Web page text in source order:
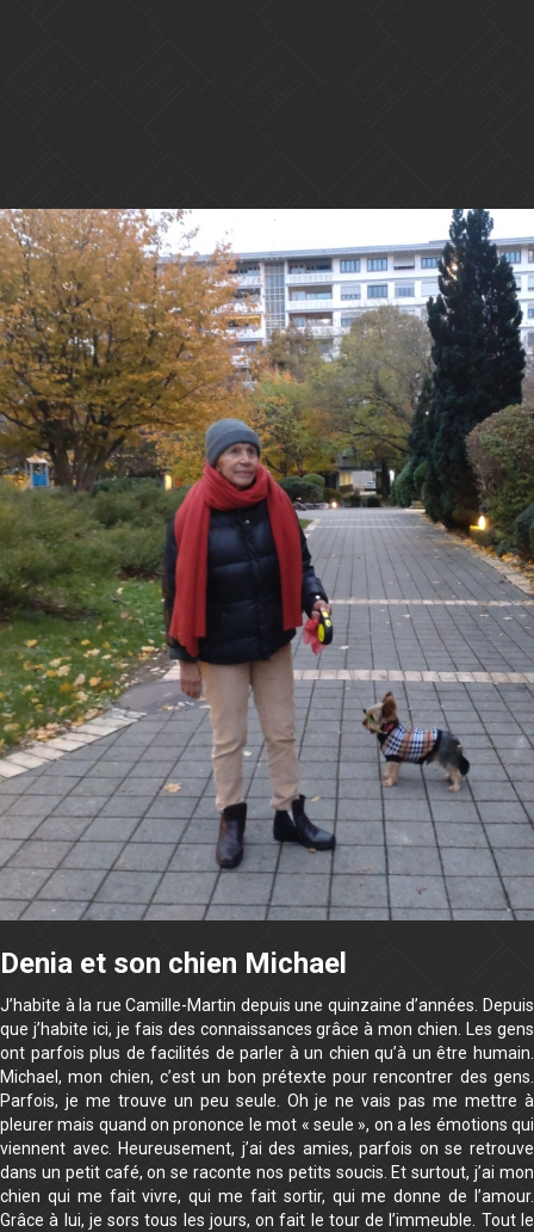
Denia et son chien Michael
J’habite à la rue Camille-Martin depuis une quinzaine d’années. Depuis
que j’habite ici, je fais des connaissances grâce à mon chien. Les gens
ont parfois plus de facilités de parler à un chien qu’à un être humain.
Michael, mon chien, c’est un bon prétexte pour rencontrer des gens.
Parfois, je me trouve un peu seule. Oh je ne vais pas me mettre à
pleurer mais quand on prononce le mot « seule », on a les émotions qui
viennent avec. Heureusement, j’ai des amies, parfois on se retrouve
dans un petit café, on se raconte nos petits soucis. Et surtout, j’ai mon
chien qui me fait vivre, qui me fait sortir, qui me donne de l’amour.
Grâce à lui, je sors tous les jours, on fait le tour de l’immeuble. Tout le